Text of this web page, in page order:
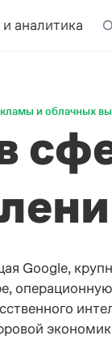
аналитика
и облачных
Google,